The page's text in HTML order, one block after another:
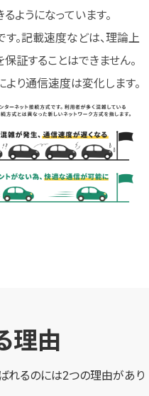
るようになっています。
。記載速度などは、理論上
保証することはできません。
より通信速度は変化します。
理由
れるのには2つの理由があり